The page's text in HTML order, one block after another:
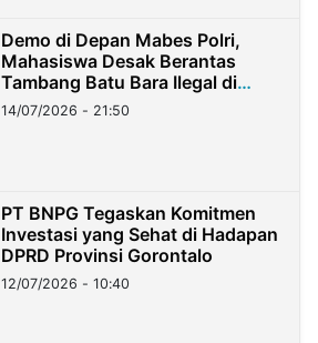
Demo di Depan Mabes Polri,
Mahasiswa Desak Berantas
Tambang Batu Bara Ilegal di
Lampung
14/07/2026 - 21:50
PT BNPG Tegaskan Komitmen
Investasi yang Sehat di Hadapan
DPRD Provinsi Gorontalo
12/07/2026 - 10:40